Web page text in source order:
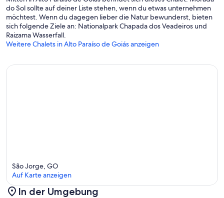
do Sol sollte auf deiner Liste stehen, wenn du etwas unternehmen
möchtest. Wenn du dagegen lieber die Natur bewunderst, bieten
sich folgende Ziele an: Nationalpark Chapada dos Veadeiros und
Raizama Wasserfall.
Weitere Chalets in Alto Paraíso de Goiás anzeigen
São Jorge, GO
Auf Karte anzeigen
In der Umgebung